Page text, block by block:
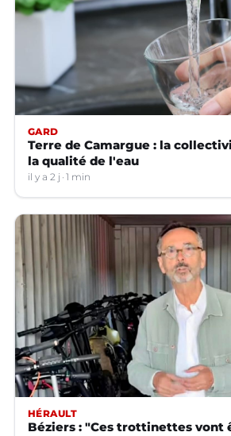
GARD
Terre de Camargue : la
la qualité de l'eau
il y a 2 j 1 min
HÉRAULT
Béziers : "Ces trottinettes vont